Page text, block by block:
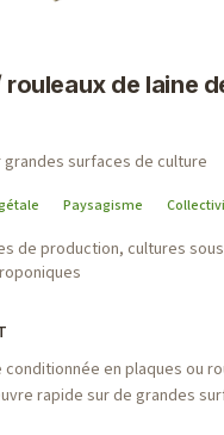
rouleaux de laine
surfaces de culture
Paysagisme
de production, cultures
conditionnée en plaques ou
rapide sur de grandes